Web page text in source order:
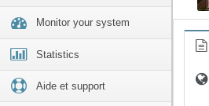
Monitor your system
Statistics
Aide et support